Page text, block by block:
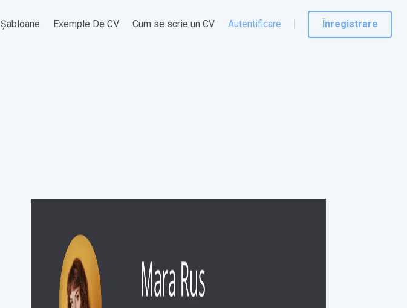
Șabloane Exemple De CV Cum se scrie un CV Autentificare Înregistrare